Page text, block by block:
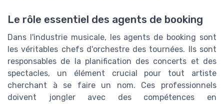
Le rôle essentiel des agents de booking
Dans l'industrie musicale, les agents de booking sont
les véritables chefs d'orchestre des tournées. Ils sont
responsables de la planification des concerts et des
spectacles, un élément crucial pour tout artiste
cherchant à se faire un nom. Ces professionnels
doivent jongler avec des compétences en